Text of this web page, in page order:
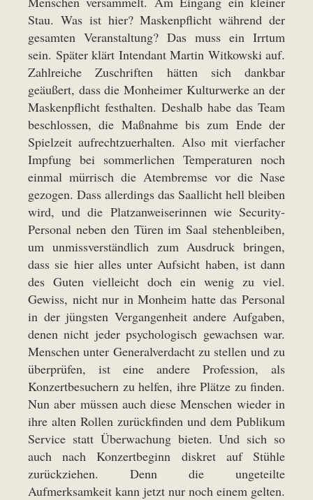
Stau. Was ist hier? Maskenpflicht während der
gesamten Veranstaltung? Das muss ein Irrtum
sein. Später klärt Intendant Martin Witkowski auf.
Zahlreiche Zuschriften hätten sich dankbar
geäußert, dass die Monheimer Kulturwerke an der
Maskenpflicht festhalten. Deshalb habe das Team
beschlossen, die Maßnahme bis zum Ende der
Spielzeit aufrechtzuerhalten. Also mit vierfacher
Impfung bei sommerlichen Temperaturen noch
einmal mürrisch die Atembremse vor die Nase
gezogen. Dass allerdings das Saallicht hell bleiben
wird, und die Platzanweiserinnen wie Security-
Personal neben den Türen im Saal stehenbleiben,
um unmissverständlich zum Ausdruck bringen,
dass sie hier alles unter Aufsicht haben, ist dann
des Guten vielleicht doch ein wenig zu viel.
Gewiss, nicht nur in Monheim hatte das Personal
in der jüngsten Vergangenheit andere Aufgaben,
denen nicht jeder psychologisch gewachsen war.
Menschen unter Generalverdacht zu stellen und zu
überprüfen, ist eine andere Profession, als
Konzertbesuchern zu helfen, ihre Plätze zu finden.
Nun aber müssen auch diese Menschen wieder in
ihre alten Rollen zurückfinden und dem Publikum
Service statt Überwachung bieten. Und sich so
auch nach Konzertbeginn diskret auf Stühle
zurückziehen. Denn die ungeteilte
Aufmerksamkeit kann jetzt nur noch einem gelten.